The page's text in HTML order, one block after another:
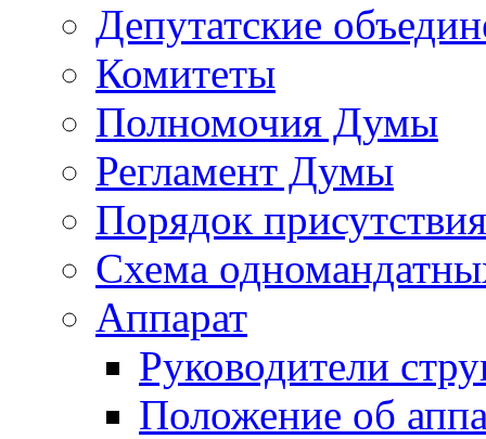
Депутатские
Комитеты
Полномочия Думы
Регламент Думы
Порядок
Схема
Аппарат
Руководители
Положение об